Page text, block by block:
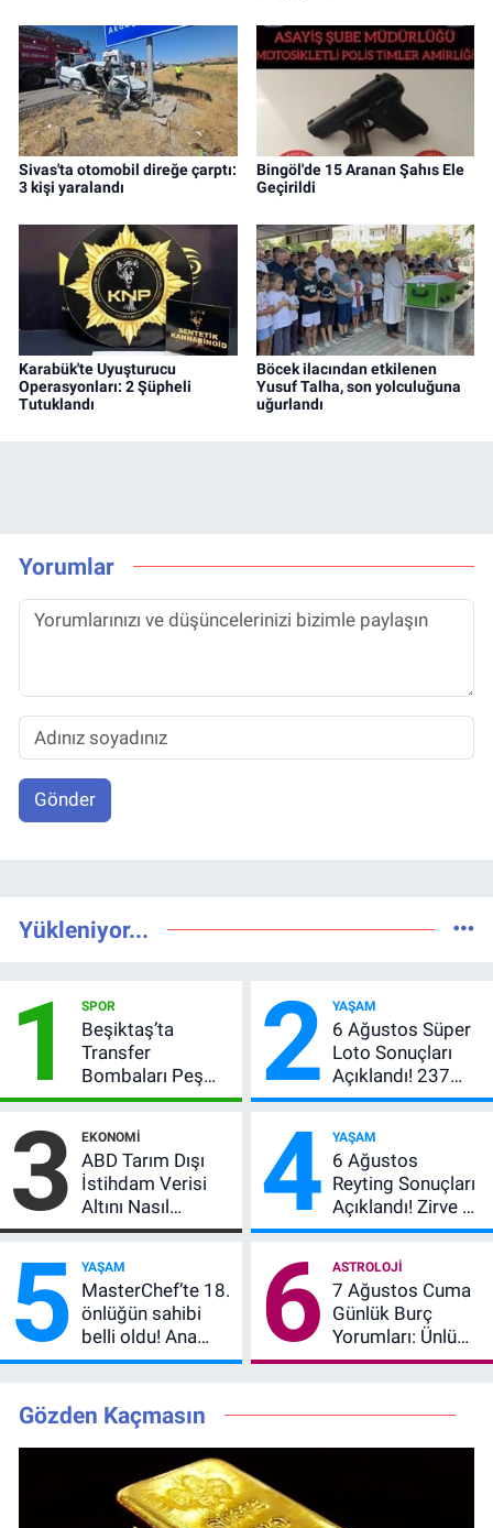
Sivas'ta otomobil direğe çarptı:
3 kişi yaralandı
Bingöl'de 15 Aranan Şahıs Ele
Geçirildi
Karabük'te Uyuşturucu
Operasyonları: 2 Şüpheli
Tutuklandı
Böcek ilacından etkilenen
Yusuf Talha, son yolculuğuna
uğurlandı
Yorumlar
Gönder
Yükleniyor...
1 SPOR
Beşiktaş’ta
Transfer
Bombaları Peş
Peşe! Adalı
Açıkladı, 5 Yıldız
Daha Listede
2 YAŞAM
6 Ağustos Süper
Loto Sonuçları
Açıklandı! 237
Milyon TL’lik
3 EKONOMI
ABD Tarım Dışı
İstihdam Verisi
Altını Nasıl
Etkiler? Çok Basit
4 YAŞAM
6 Ağustos
Reyting Sonuçları
Açıklandı! Zirve El
Değiştirdi:
MasterChef'i
Geride Bıraktı
5 YAŞAM
MasterChef’te 18.
önlüğün sahibi
belli oldu! Ana
kadroya giren
oldu?
6 ASTROLOJI
7 Ağustos Cuma
Günlük Burç
Yorumları: Ünlü
Astrologlara Göre
Gözden Kaçmasın